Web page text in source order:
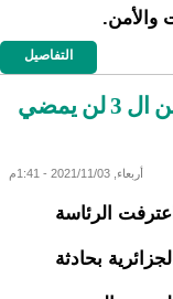
التفاصيل
الرئاسة الجزائرية : مقتل الجزائريين ال 3 لن يمضي
أربعاء, 2021/11/03 - 1:41م
اعترفت الرئاسة
الجزائرية بحادثة